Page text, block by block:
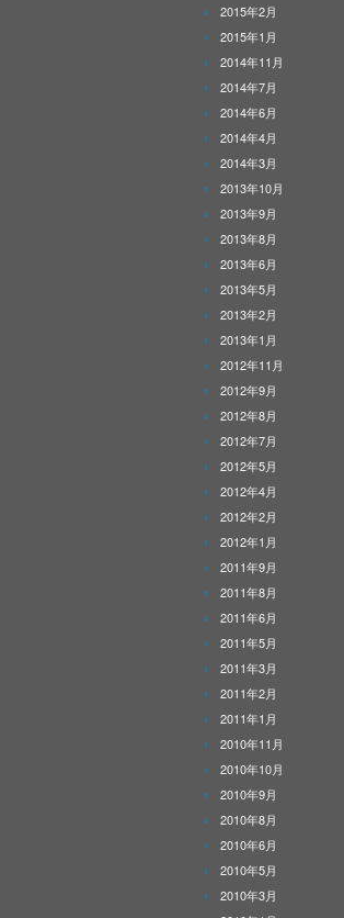
2015年2月
2015年1月
2014年11月
2014年7月
2014年6月
2014年4月
2014年3月
2013年10月
2013年9月
2013年8月
2013年6月
2013年5月
2013年2月
2013年1月
2012年11月
2012年9月
2012年8月
2012年7月
2012年5月
2012年4月
2012年2月
2012年1月
2011年9月
2011年8月
2011年6月
2011年5月
2011年3月
2011年2月
2011年1月
2010年11月
2010年10月
2010年9月
2010年8月
2010年6月
2010年5月
2010年3月